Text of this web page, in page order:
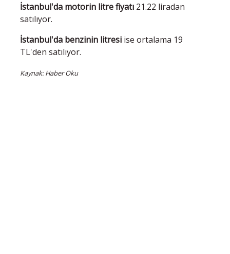
İstanbul'da motorin litre fiyatı 21.22 liradan
satılıyor.
İstanbul'da benzinin litresi ise ortalama 19
TL'den satılıyor.
Kaynak: Haber Oku